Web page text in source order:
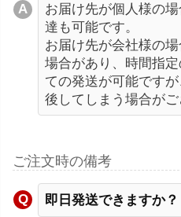
お届け先が個人様の
達も可能です。
お届け先が会社様の
場合があり、時間指
ての発送が可能です
後してしまう場合がご
ご注文時の備考
即日発送できますか？